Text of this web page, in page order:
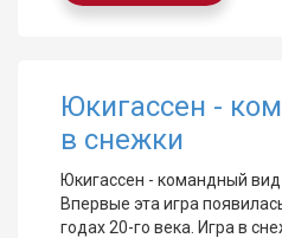
Юкигассен -
в снежки
Юкигассен - командный вид
Впервые эта игра
годах 20-го века. Игра в